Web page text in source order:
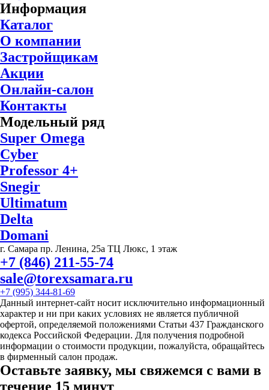
Информация
Каталог
О компании
Застройщикам
Акции
Онлайн-салон
Контакты
Модельный ряд
Super Omega
Cyber
Professor 4+
Snegir
Ultimatum
Delta
Domani
г. Самара пр. Ленина, 25а ТЦ Люкс, 1 этаж
+7 (846) 211-55-74
sale@torexsamara.ru
+7 (995) 344-81-69
Данный интернет-сайт носит исключительно информационный
характер и ни при каких условиях не является публичной
офертой, определяемой положениями Статьи 437 Гражданского
кодекса Российской Федерации. Для получения подробной
информации о стоимости продукции, пожалуйста, обращайтесь
в фирменный салон продаж.
Оставьте заявку, мы свяжемся с вами в
течение 15 минут